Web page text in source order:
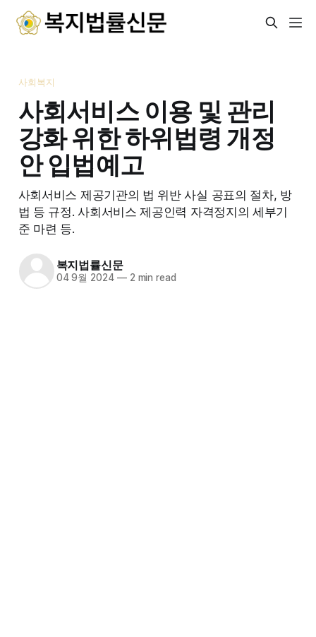
사회복지
사회서비스 이용 및 관리
강화 위한 하위법령 개정
안 입법예고
사회서비스 제공기관의 법 위반 사실 공표의 절차, 방
법 등 규정. 사회서비스 제공인력 자격정지의 세부기
준 마련 등.
복지법률신문
04 9월 2024 —2 min read